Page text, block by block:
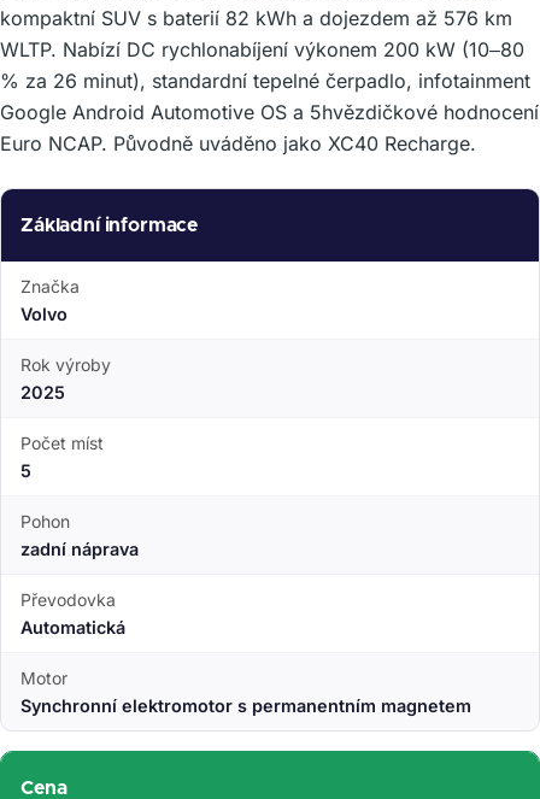
kompaktní SUV s baterií 82 kWh a dojezdem až 576 km
WLTP. Nabízí DC rychlonabíjení výkonem 200 kW (10–80
% za 26 minut), standardní tepelné čerpadlo, infotainment
Google Android Automotive OS a 5hvězdičkové hodnocení
Euro NCAP. Původně uváděno jako XC40 Recharge.
Základní informace
Značka
Volvo
Rok výroby
2025
Počet míst
5
Pohon
zadní náprava
Převodovka
Automatická
Motor
Synchronní elektromotor s permanentním magnetem
Cena